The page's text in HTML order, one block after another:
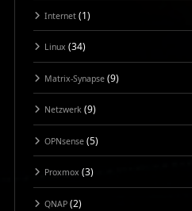
Internet(1)
Linux (34)
Matrix-Synapse(9)
Netzwerk(9)
OPNsense(5)
Proxmox (3)
QNAP(2)